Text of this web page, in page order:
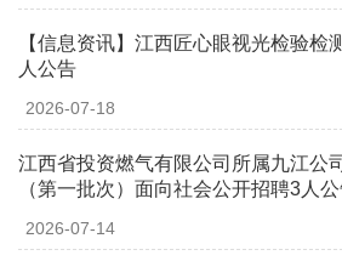
【信息资讯】江西匠心眼视光检验检
人公告
2026-07-18
江西省投资燃气有限公司所属九江公
（第一批次）面向社会公开招聘3人
2026-07-14